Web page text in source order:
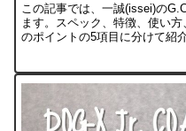
この記事では、一誠(issei)の
ます。スペック、特徴、使い
のポイントの5項目に分けて紹